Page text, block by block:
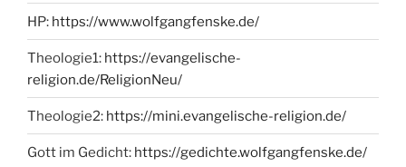
HP: https://www.wolfgangfenske.de/
Theologie1: https://evangelische-
religion.de/ReligionNeu/
Theologie2: https://mini.evangelische-religion.de/
Gott im Gedicht: https://gedichte.wolfgangfenske.de/